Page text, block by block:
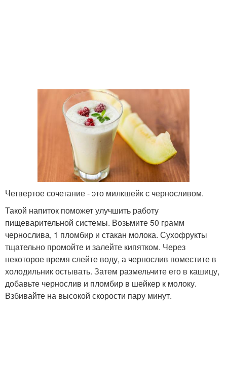
Четвертое сочетание - это милкшейк с черносливом.
Такой напиток поможет улучшить работу
пищеварительной системы. Возьмите 50 грамм
чернослива, 1 пломбир и стакан молока. Сухофрукты
тщательно промойте и залейте кипятком. Через
некоторое время слейте воду, а чернослив поместите в
холодильник остывать. Затем размельчите его в кашицу,
добавьте чернослив и пломбир в шейкер к молоку.
Взбивайте на высокой скорости пару минут.